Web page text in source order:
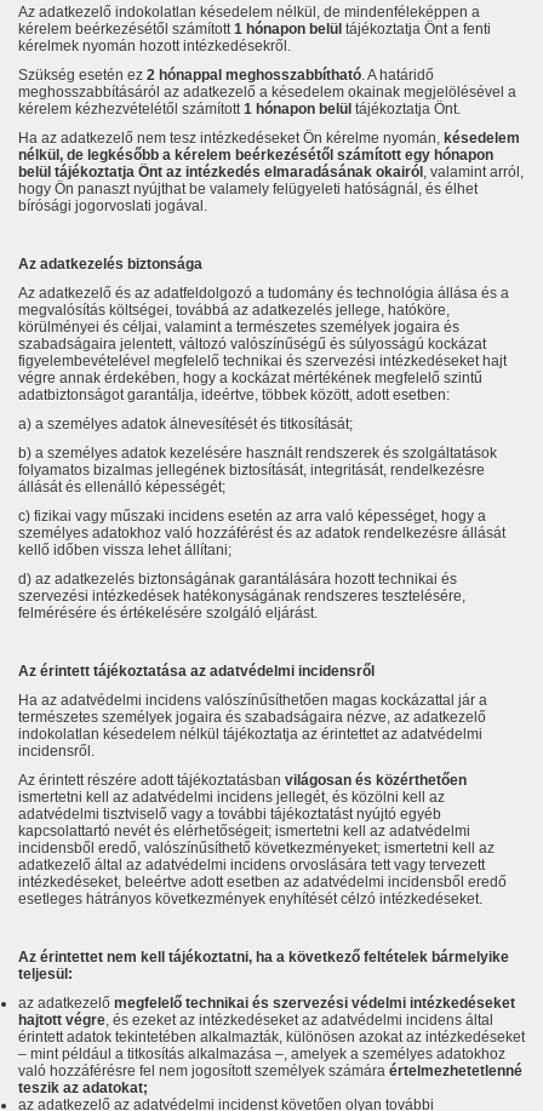
Az adatkezelő indokolatlan késedelem nélkül, de mindenféleképpen a
kérelem beérkezésétől számított 1 hónapon belül tájékoztatja Önt a fenti
kérelmek nyomán hozott intézkedésekről.
Szükség esetén ez 2 hónappal meghosszabbítható . A határidő
meghosszabbításáról az adatkezelő a késedelem okainak megjelölésével a
kérelem kézhezvételétől számított 1 hónapon belül tájékoztatja Önt.
Ha az adatkezelő nem tesz intézkedéseket Ön kérelme nyomán, késedelem
nélkül, de legkésőbb a kérelem beérkezésétől számított egy hónapon
belül tájékoztatja Önt az intézkedés elmaradásának okairól , valamint arról,
hogy Ön panaszt nyújthat be valamely felügyeleti hatóságnál, és élhet
bírósági jogorvoslati jogával.
Az adatkezelés biztonsága
Az adatkezelő és az adatfeldolgozó a tudomány és technológia állása és a
megvalósítás költségei, továbbá az adatkezelés jellege, hatóköre,
körülményei és céljai, valamint a természetes személyek jogaira és
szabadságaira jelentett, változó valószínűségű és súlyosságú kockázat
figyelembevételével megfelelő technikai és szervezési intézkedéseket hajt
végre annak érdekében, hogy a kockázat mértékének megfelelő szintű
adatbiztonságot garantálja, ideértve, többek között, adott esetben:
a) a személyes adatok álnevesítését és titkosítását;
b) a személyes adatok kezelésére használt rendszerek és szolgáltatások
folyamatos bizalmas jellegének biztosítását, integritását, rendelkezésre
állását és ellenálló képességét;
c) fizikai vagy műszaki incidens esetén az arra való képességet, hogy a
személyes adatokhoz való hozzáférést és az adatok rendelkezésre állását
kellő időben vissza lehet állítani;
d) az adatkezelés biztonságának garantálására hozott technikai és
szervezési intézkedések hatékonyságának rendszeres tesztelésére,
felmérésére és értékelésére szolgáló eljárást.
Az érintett tájékoztatása az adatvédelmi incidensről
Ha az adatvédelmi incidens valószínűsíthetően magas kockázattal jár a
természetes személyek jogaira és szabadságaira nézve, az adatkezelő
indokolatlan késedelem nélkül tájékoztatja az érintettet az adatvédelmi
incidensről.
Az érintett részére adott tájékoztatásban világosan és közérthetően
ismertetni kell az adatvédelmi incidens jellegét, és közölni kell az
adatvédelmi tisztviselő vagy a további tájékoztatást nyújtó egyéb
kapcsolattartó nevét és elérhetőségeit; ismertetni kell az adatvédelmi
incidensből eredő, valószínűsíthető következményeket; ismertetni kell az
adatkezelő által az adatvédelmi incidens orvoslására tett vagy tervezett
intézkedéseket, beleértve adott esetben az adatvédelmi incidensből eredő
esetleges hátrányos következmények enyhítését célzó intézkedéseket.
Az érintettet nem kell tájékoztatni, ha a következő feltételek bármelyike
teljesül:
az adatkezelő megfelelő technikai és szervezési védelmi intézkedéseket
hajtott végre , és ezeket az intézkedéseket az adatvédelmi incidens által
érintett adatok tekintetében alkalmazták, különösen azokat az intézkedéseket
– mint például a titkosítás alkalmazása –, amelyek a személyes adatokhoz
való hozzáférésre fel nem jogosított személyek számára értelmezhetetlenné
teszik az adatokat;
az adatkezelő az adatvédelmi incidenst követően olyan további